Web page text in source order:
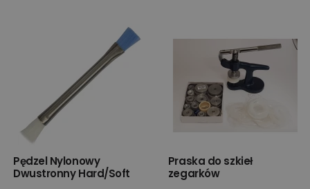
Pędzel Nylonowy
Dwustronny Hard/Soft
Praska do szkieł
zegarków